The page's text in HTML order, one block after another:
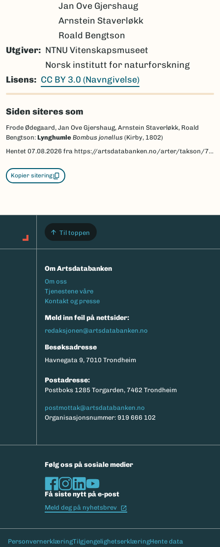
Jan Ove Gjershaug
Arnstein Staverløkk
Roald Bengtson
Utgiver
NTNU Vitenskapsmuseet
Norsk institutt for naturforskning
Lisens
CC BY 3.0 (Navngivelse)
Siden siteres som
Frode Ødegaard, Jan Ove Gjershaug, Arnstein Staverløkk, Roald
Bengtson: Lynghumle Bombus jonellus (Kirby, 1802)
Hentet 07.08.2026 fra https://artsdatabanken.no/arter/takson/77973/beskrivelse
Kopier sitering
Til toppen
Om Artsdatabanken
Footermeny
Om oss
Tjenestene våre
Kontakt og presse
Meld inn feil på nettsider:
redaksjonen@artsdatabanken.no
Besøksadresse
Havnegata 9, 7010 Trondheim
Postadresse:
Postboks 1285 Torgarden, 7462 Trondheim
postmottak@artsdatabanken.no
Organisasjonsnummer: 919 666 102
Følg oss på sosiale medier
Få siste nytt på e-post
Meld deg på nyhetsbrev
Bunntekst
PersonvernerklæringTilgjengelighetserklæringHente data